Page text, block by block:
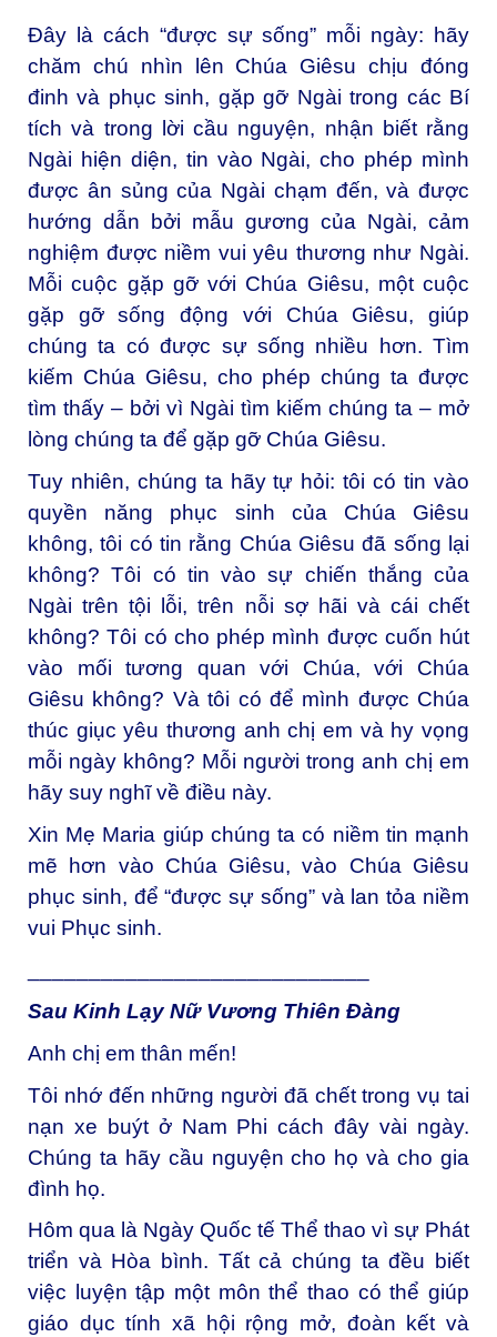
Đây là cách “được sự sống” mỗi ngày: hãy
chăm chú nhìn lên Chúa Giêsu chịu đóng
đinh và phục sinh, gặp gỡ Ngài trong các Bí
tích và trong lời cầu nguyện, nhận biết rằng
Ngài hiện diện, tin vào Ngài, cho phép mình
được ân sủng của Ngài chạm đến, và được
hướng dẫn bởi mẫu gương của Ngài, cảm
nghiệm được niềm vui yêu thương như Ngài.
Mỗi cuộc gặp gỡ với Chúa Giêsu, một cuộc
gặp gỡ sống động với Chúa Giêsu, giúp
chúng ta có được sự sống nhiều hơn. Tìm
kiếm Chúa Giêsu, cho phép chúng ta được
tìm thấy – bởi vì Ngài tìm kiếm chúng ta – mở
lòng chúng ta để gặp gỡ Chúa Giêsu.
Tuy nhiên, chúng ta hãy tự hỏi: tôi có tin vào
quyền năng phục sinh của Chúa Giêsu
không, tôi có tin rằng Chúa Giêsu đã sống lại
không? Tôi có tin vào sự chiến thắng của
Ngài trên tội lỗi, trên nỗi sợ hãi và cái chết
không? Tôi có cho phép mình được cuốn hút
vào mối tương quan với Chúa, với Chúa
Giêsu không? Và tôi có để mình được Chúa
thúc giục yêu thương anh chị em và hy vọng
mỗi ngày không? Mỗi người trong anh chị em
hãy suy nghĩ về điều này.
Xin Mẹ Maria giúp chúng ta có niềm tin mạnh
mẽ hơn vào Chúa Giêsu, vào Chúa Giêsu
phục sinh, để “được sự sống” và lan tỏa niềm
vui Phục sinh.
Sau Kinh Lạy Nữ Vương Thiên Đàng
Anh chị em thân mến!
Tôi nhớ đến những người đã chết trong vụ tai
nạn xe buýt ở Nam Phi cách đây vài ngày.
Chúng ta hãy cầu nguyện cho họ và cho gia
đình họ.
Hôm qua là Ngày Quốc tế Thể thao vì sự Phát
triển và Hòa bình. Tất cả chúng ta đều biết
việc luyện tập một môn thể thao có thể giúp
giáo dục tính xã hội rộng mở, đoàn kết và